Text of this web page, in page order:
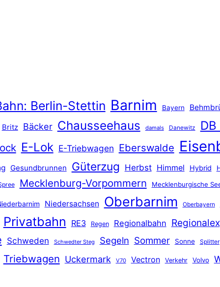
Berlin-Stettin Barnim Bayern
Britz Bäcker Chausseehaus damals Danewitz DB
E-Lok E-Triebwagen Eberswalde
Gesundbrunnen Güterzug Herbst Himmel Hybrid
Mecklenburg-Vorpommern Mecklenburgische
Niedersachsen Oberbarnim Oberbayern
Privatbahn RE3 Regen Regionalbahn
Schweden Schwedter Steg Segeln Sommer Sonne Splitter
Triebwagen Uckermark V70 Vectron Verkehr Volvo